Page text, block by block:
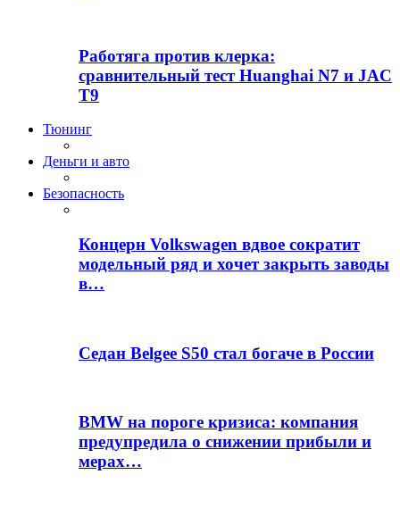
Работяга против клерка:
сравнительный тест Huanghai N7 и JAC
T9
Тюнинг
Деньги и авто
Безопасность
Концерн Volkswagen вдвое сократит
модельный ряд и хочет закрыть заводы
в…
Седан Belgee S50 стал богаче в России
BMW на пороге кризиса: компания
предупредила о снижении прибыли и
мерах…